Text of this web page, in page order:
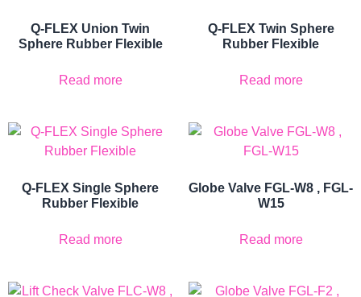
Q-FLEX Union Twin
Sphere Rubber Flexible
Read more
Q-FLEX Twin Sphere
Rubber Flexible
Read more
Q-FLEX Single Sphere
Rubber Flexible
Read more
Globe Valve FGL-W8 , FGL-
W15
Read more